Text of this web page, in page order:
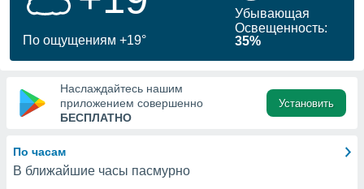
Вы можете
к этому
доступ
По ощущениям +19°
Убывающая
Освещенность:
35%
Наслаждайтесь нашим
приложением совершенно
БЕСПЛАТНО
Установить
По часам
В ближайшие часы пасмурно